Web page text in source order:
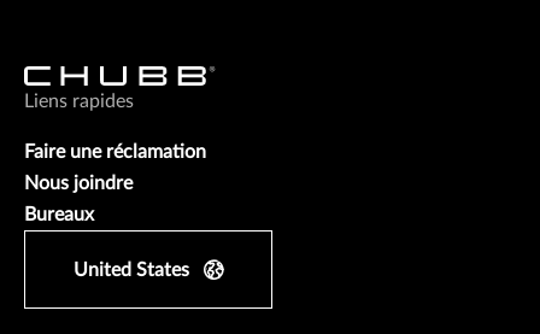
Liens rapides
Faire une réclamation
Nous joindre
Bureaux
United States